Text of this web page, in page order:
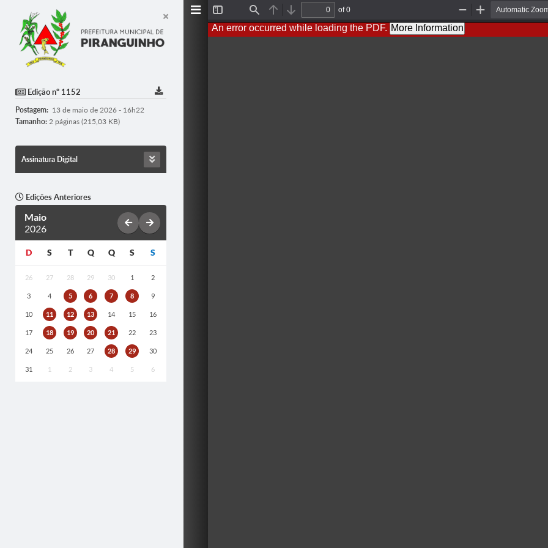
Edição nº 1152
Postagem: 13 de maio de 2026 - 16h22
Tamanho: 2 páginas (215,03 KB)
Assinatura Digital
Edições Anteriores
Maio
2026
D S T Q Q S S
26 27 28 29 30 1 2
3 4 5 6 7 8 9
10 11 12 13 14 15 16
17 18 19 20 21 22 23
24 25 26 27 28 29 30
31 1 2 3 4 5 6
Sidebar
Find Previous
Next
of 0
Out
An error occurred while loading the PDF. More Information